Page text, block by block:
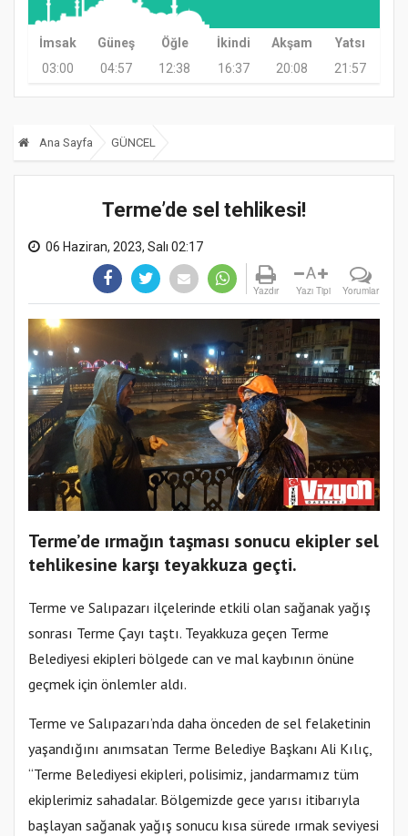
İmsak Güneş Öğle İkindi Akşam
Yatsı
03:00
04:57 12:38 16:37 20:08 21:57
Ana Sayfa GÜNCEL
Terme’de sel tehlikesi!
06 Haziran, 2023, Salı 02:17
Yazdır
A
Yazı Tipi Yorumlar
Terme’de ırmağın taşması sonucu ekipler sel
tehlikesine karşı teyakkuza geçti.
Terme ve Salıpazarı ilçelerinde etkili olan sağanak yağış
sonrası Terme Çayı taştı. Teyakkuza geçen Terme
Belediyesi ekipleri bölgede can ve mal kaybının önüne
geçmek için önlemler aldı.
Terme ve Salıpazarı’nda daha önceden de sel felaketinin
yaşandığını anımsatan Terme Belediye Başkanı Ali Kılıç,
“Terme Belediyesi ekipleri, polisimiz, jandarmamız tüm
ekiplerimiz sahadalar. Bölgemizde gece yarısı itibarıyla
başlayan sağanak yağış sonucu kısa sürede ırmak seviyesi